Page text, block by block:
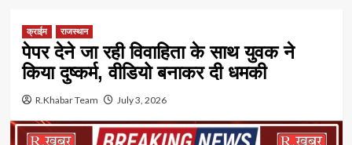
क्राईम राजस्थान
पेपर देने जा रही विवाहिता के साथ युवक ने
किया दुष्कर्म, वीडियो बनाकर दी धमकी
R.Khabar Team July 3, 2026